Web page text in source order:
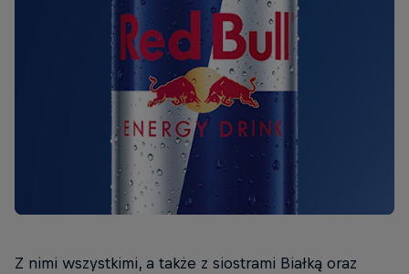
Z nimi wszystkimi, a także z siostrami Białką oraz